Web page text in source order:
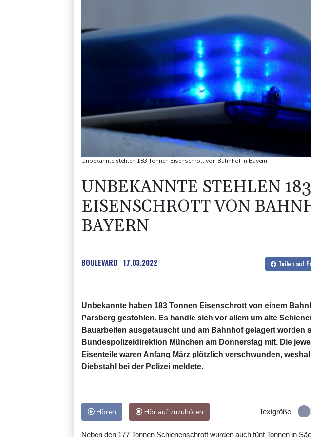
Unbekannte stehlen 183 Tonnen Eisenschrott von Bahnhof in Bayern
UNBEKANNTE STEHLEN
EISENSCHROTT VON
BAYERN
BOULEVARD 17.03.2022 Teilen auf
Unbekannte haben 183 Tonnen Eisenschrott von einem
Parsberg gestohlen. Es handle sich vor allem um alte
Bauarbeiten ausgetauscht und am Bahnhof gelagert worden
Bundespolizeidirektion München am Donnerstag mit. Die
Eisenteile waren Anfang März plötzlich verschwunden,
Diebstahl bei der Polizei meldete.
Hören Hör auf zuzuhören Textgröße:
Neben den 177 Tonnen Schienenschrott wurden auch fünf Tonnen in